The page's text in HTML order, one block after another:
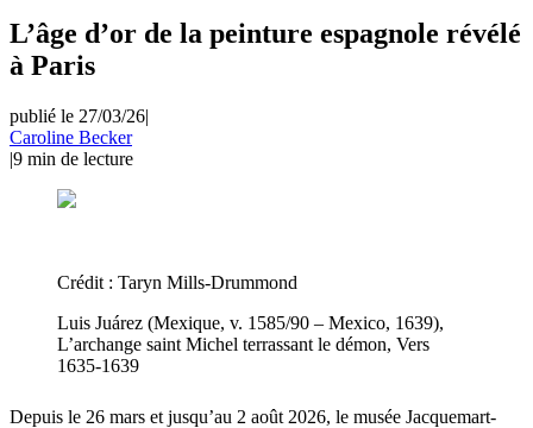
L’âge d’or de la peinture espagnole révélé
à Paris
publié le 27/03/26|
Caroline Becker
|9 min de lecture
Crédit : Taryn Mills-Drummond
Luis Juárez (Mexique, v. 1585/90 – Mexico, 1639)​,
L’archange saint Michel terrassant le démon, Vers
1635-1639
Depuis le 26 mars et jusqu’au 2 août 2026, le musée Jacquemart-